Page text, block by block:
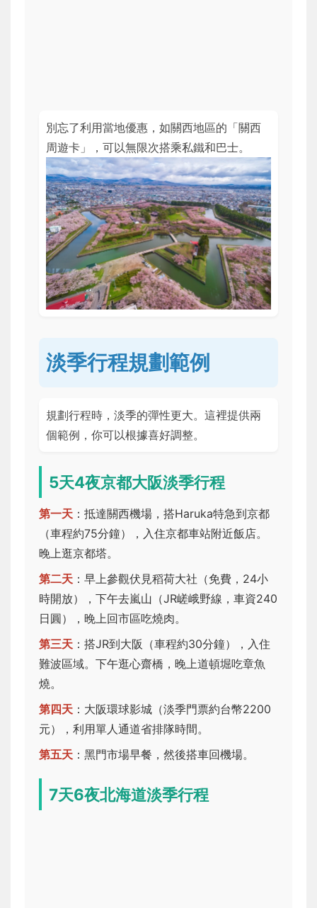
別忘了利用當地優惠，如關西地區的「關西
周遊卡」，可以無限次搭乘私鐵和巴士。
淡季行程規劃範例
規劃行程時，淡季的彈性更大。這裡提供兩
個範例，你可以根據喜好調整。
5天4夜京都大阪淡季行程
第一天 ：抵達關西機場，搭Haruka特急到京都
（車程約75分鐘），入住京都車站附近飯店。
晚上逛京都塔。
第二天 ：早上參觀伏見稻荷大社（免費，24小
時開放），下午去嵐山（JR嵯峨野線，車資240
日圓），晚上回市區吃燒肉。
第三天 ：搭JR到大阪（車程約30分鐘），入住
難波區域。下午逛心齋橋，晚上道頓堀吃章魚
燒。
第四天 ：大阪環球影城（淡季門票約台幣2200
元），利用單人通道省排隊時間。
第五天 ：黑門市場早餐，然後搭車回機場。
7天6夜北海道淡季行程